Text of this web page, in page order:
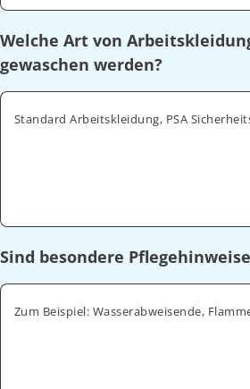
Welche Art von
gewaschen werden?
Sind besondere